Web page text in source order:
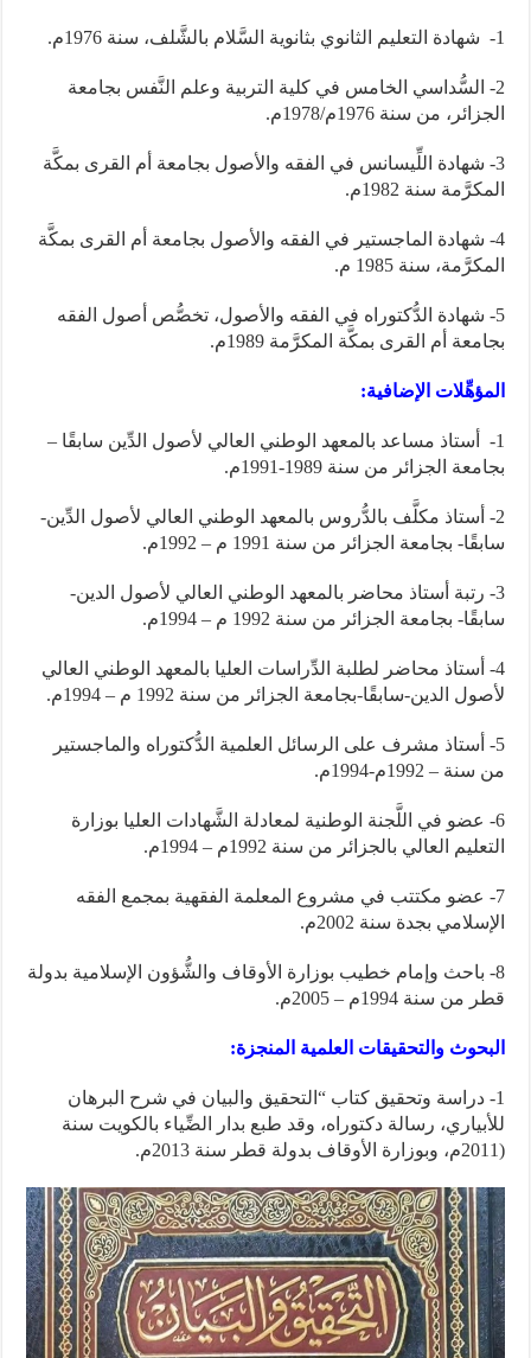
1- شهادة التعليم الثانوي بثانوية السَّلام بالشَّلف، سنة 1976م.
2- السُّداسي الخامس في كلية التربية وعلم النَّفس بجامعة
الجزائر، من سنة 1976م/1978م.
3- شهادة اللِّيسانس في الفقه والأصول بجامعة أم القرى بمكَّة
المكرَّمة سنة 1982م.
4- شهادة الماجستير في الفقه والأصول بجامعة أم القرى بمكَّة
المكرَّمة، سنة 1985 م.
5- شهادة الدُّكتوراه في الفقه والأصول، تخصُّص أصول الفقه
بجامعة أم القرى بمكَّة المكرَّمة 1989م.
المؤهِّلات الإضافية:
1- أستاذ مساعد بالمعهد الوطني العالي لأصول الدِّين سابقًا –
بجامعة الجزائر من سنة 1989-1991م.
2- أستاذ مكلَّف بالدُّروس بالمعهد الوطني العالي لأصول الدِّين-
سابقًا- بجامعة الجزائر من سنة 1991 م – 1992م.
3- رتبة أستاذ محاضر بالمعهد الوطني العالي لأصول الدين-
سابقًا- بجامعة الجزائر من سنة 1992 م – 1994م.
4- أستاذ محاضر لطلبة الدِّراسات العليا بالمعهد الوطني العالي
لأصول الدين-سابقًا-بجامعة الجزائر من سنة 1992 م – 1994م.
5- أستاذ مشرف على الرسائل العلمية الدُّكتوراه والماجستير
من سنة – 1992م-1994م.
6- عضو في اللَّجنة الوطنية لمعادلة الشَّهادات العليا بوزارة
التعليم العالي بالجزائر من سنة 1992م – 1994م.
7- عضو مكتتب في مشروع المعلمة الفقهية بمجمع الفقه
الإسلامي بجدة سنة 2002م.
8- باحث وإمام خطيب بوزارة الأوقاف والشُّؤون الإسلامية بدولة
قطر من سنة 1994م – 2005م.
البحوث والتحقيقات العلمية المنجزة:
1- دراسة وتحقيق كتاب “التحقيق والبيان في شرح البرهان
للأبياري، رسالة دكتوراه، وقد طبع بدار الضِّياء بالكويت سنة
(2011م، وبوزارة الأوقاف بدولة قطر سنة 2013م.